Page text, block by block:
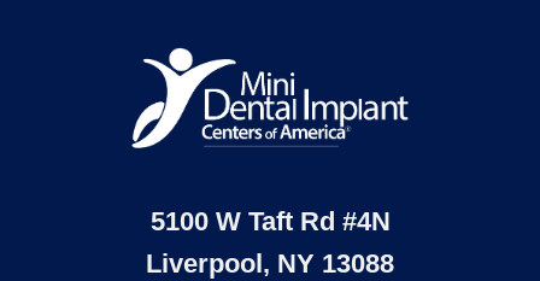
5100 W Taft Rd #4N
Liverpool, NY 13088